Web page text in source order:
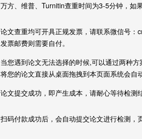
万方、维普、Turnitin查重时间为3-5分钟，如
论文查重均可开具正规发票，请联系微信号
发票邮费则需要自付。
当您遇到论文无法选择的时候,可以通过两种
将您的论文直接从桌面拖拽到本页面系统会自
论文提交成功，即产生成本，请耐心等待检测
扫码付款成功后，会自动提交论文进行检测